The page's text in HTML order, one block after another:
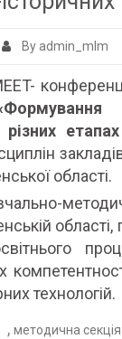
By admin_mlm
області.
технологій.
, методична секція